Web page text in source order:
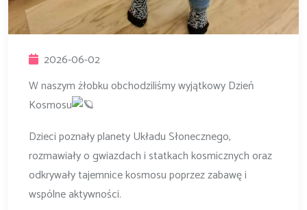
2026-06-02
W naszym żłobku obchodziliśmy wyjątkowy Dzień
Kosmosu
Dzieci poznały planety Układu Słonecznego,
rozmawiały o gwiazdach i statkach kosmicznych oraz
odkrywały tajemnice kosmosu poprzez zabawę i
wspólne aktywności.